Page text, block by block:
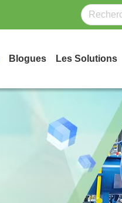
Blogues Les Solutions